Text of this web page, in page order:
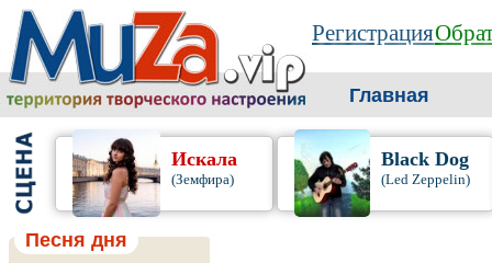
Регистрация
Главная
Искала
(Земфира)
Black Dog
(Led Zeppelin)
Песня дня